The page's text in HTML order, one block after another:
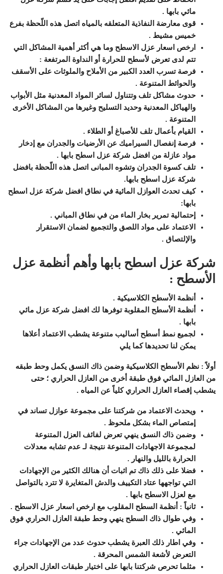
مائي بابها .
قوى معارضة النفاذية المتعلقه بالمياه اتصل هذه اللّحظة بفرع
خميس مشيط .
ارخص اسعار عزل الاسطح وما هي أكثر أهمية المشاكل التي
تتم لدى تعرض لأسطح للحرارة أو النداوة المرتفعة :
فرصة تسرب العدد الكبير من الأملاح والملوثات على الأسقف
والحوائط المتنوعة .
حدوث مشاكل تلف وتتناول لسائر المواد المعدنية مثل الأبواب
والهياكل المعدنية وحديد التسليح وغيرها من المشاكل الأخرى
المتنوعة .
القيام بأعمال تلف للأصباغ أو الطلاء .
فرصة إنفصال السيراميك عن الأرضيات والجدران مع إدخار
مواد عازلة من افضل شركة عزل اسطح بابها .
تلف كسوة الجدران وتشوه المبانى اتصل هذه اللّحظة بافضل
شركة عزل اسطح بابها.
كيف تحدث العوازل المائية في نطاق افضل شركة عزل اسطح
بابها:
إحتمالية تمرير بخار الماء من في نطاق المباني .
الاعتماد على مواد اللصق والتجميع لضمان الاستقرار
والإلتصاق .
شركة عزل اسطح بابها وأهم أنظمة عزل
الأسطح :
أنظمة الأسطح الكلاسيكية .
أنظمة الأسطح المقلوبة توفرها لك افضل شركة عزل مائي
بابها .
لجميع نمط أسطح أساليب متنوعة يشطب الاعتماد أعلاها
يمكن لنا تحديدها كما يلي
أولاً : نظم الأسطح الكلاسيكية وضمن ذاك النسق يكمل وحط طبقه
من العازل المائي فوق طبقة أخرى من العازل الحراري ؛ حتى
يشطب إقصاء العازل الحراري كلياً عن المياه .
ويحدث الاعتماد من شركتنا على مجموعة عوازل تساند في
إمتصاص الماء بشكل ملحوظ .
وضمن ذاك النسق ينهي تعرض لفائف العزل المتنوعة
لمجموعة الاجهادات المتنوعة نتيجة لـ عدم تشابه معدلات
الحرارة بالليل والنهار .
فضلا على ذلك ذاك تم اثبات أن هنالك الكثير من الإجهادات
التي تواجهها عتاد التكييف والدش المتغايرة لا تترد بالتواصل
مع لعزل الاسطح بابها .
ثانياً : أنظمة السطح المقلوب مع ارخص اسعار عزل الاسطح .
وفي طوال ذاك السطح ينهي وحط طبقة العازل الحراري فوق
المائي .
وفي اطار ذلك العبرة يشطب حدوث عدد من الإجهادات جراء
التعرض لأشعة الشمس المحرقة .
مثلما تحرص شركتنا بابها على اختيار طبقات العازل الحراري